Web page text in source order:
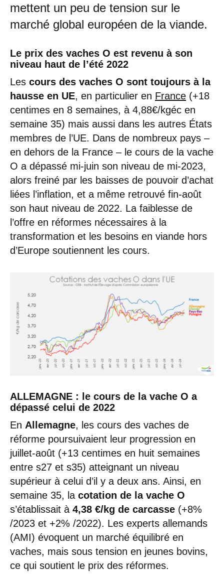
mettent un peu de tension sur le
marché global européen de la viande.
Le prix des vaches O est revenu à son
niveau haut de l’été 2022
Les cours des vaches O sont toujours à la
hausse en UE, en particulier en France (+18
centimes en 8 semaines, à 4,88€/kgéc en
semaine 35) mais aussi dans les autres États
membres de l’UE. Dans de nombreux pays –
en dehors de la France – le cours de la vache
O a dépassé mi-juin son niveau de mi-2023,
alors freiné par les baisses de pouvoir d’achat
liées l’inflation, et a même retrouvé fin-août
son haut niveau de 2022. La faiblesse de
l’offre en réformes nécessaires à la
transformation et les besoins en viande hors
d’Europe soutiennent les cours.
ALLEMAGNE : le cours de la vache O a
dépassé celui de 2022
En Allemagne, les cours des vaches de
réforme poursuivaient leur progression en
juillet-août (+13 centimes en huit semaines
entre s27 et s35) atteignant un niveau
supérieur à celui d’il y a deux ans. Ainsi, en
semaine 35, la cotation de la vache O
s’établissait à 4,38 €/kg de carcasse (+8%
/2023 et +2% /2022). Les experts allemands
(AMI) évoquent un marché équilibré en
vaches, mais sous tension en jeunes bovins,
ce qui soutient le prix des réformes.